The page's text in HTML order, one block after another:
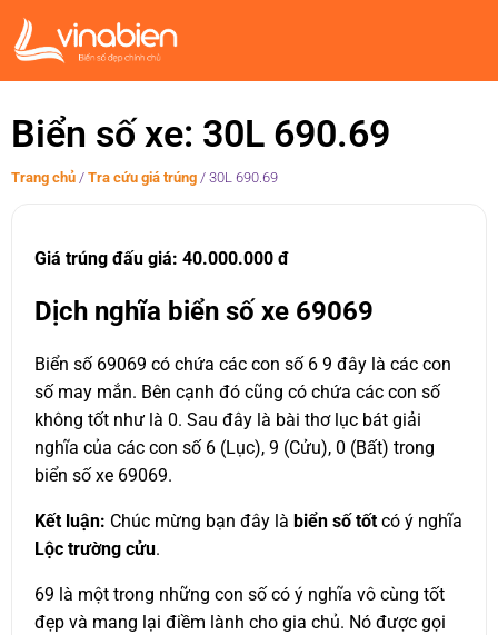
Biển số xe: 30L 690.69
Trang chủ / Tra cứu giá trúng / 30L 690.69
Giá trúng đấu giá: 40.000.000 đ
Dịch nghĩa biển số xe 69069
Biển số 69069 có chứa các con số 6 9 đây là các con
số may mắn. Bên cạnh đó cũng có chứa các con số
không tốt như là 0. Sau đây là bài thơ lục bát giải
nghĩa của các con số 6 (Lục), 9 (Cửu), 0 (Bất) trong
biển số xe 69069.
Kết luận: Chúc mừng bạn đây là biển số tốt có ý nghĩa
Lộc trường cửu.
69 là một trong những con số có ý nghĩa vô cùng tốt
đẹp và mang lại điềm lành cho gia chủ. Nó được gọi